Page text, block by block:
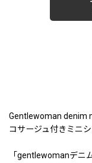
Gentlewoman
コサージュ付きミニ
「gentlewomanデニ